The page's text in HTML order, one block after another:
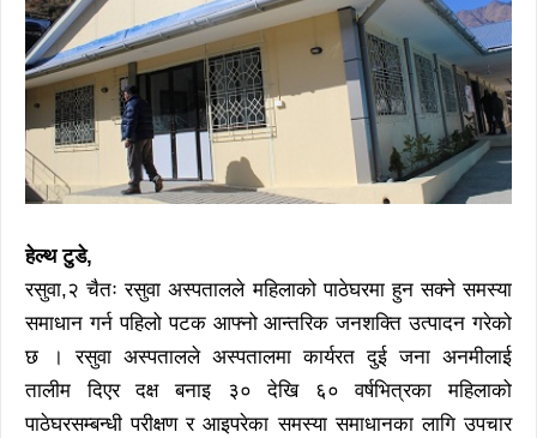
हेल्थ टुडे,
रसुवा,२ चैतः रसुवा अस्पतालले महिलाको पाठेघरमा हुन सक्ने समस्या
समाधान गर्न पहिलो पटक आफ्नो आन्तरिक जनशक्ति उत्पादन गरेको
छ । रसुवा अस्पतालले अस्पतालमा कार्यरत दुई जना अनमीलाई
तालीम दिएर दक्ष बनाइ ३० देखि ६० वर्षभित्रका महिलाको
पाठेघरसम्बन्धी परीक्षण र आइपरेका समस्या समाधानका लागि उपचार